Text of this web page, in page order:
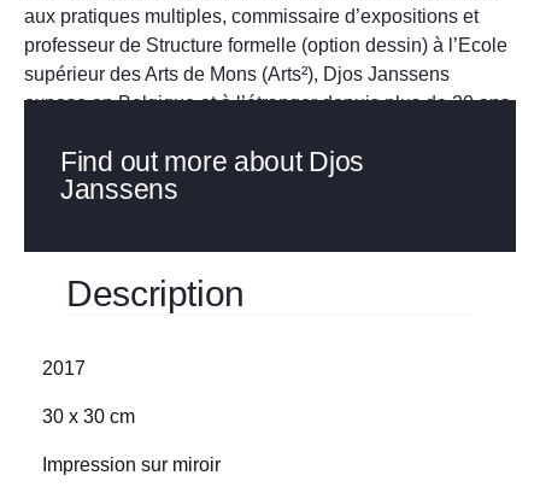
Description
2017
30 x 30 cm
Impression sur miroir
aux pratiques multiples, commissaire d’expositions et
professeur de Structure formelle (option dessin) à l’Ecole
supérieur des Arts de Mons (Arts²), Djos Janssens
expose en Belgique et à l’étranger depuis plus de 20 ans.
Find out more about Djos
Janssens